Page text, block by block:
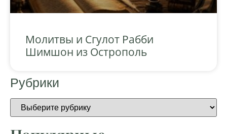
Молитвы и Сгулот Рабби
Шимшон из Острополь
Рубрики